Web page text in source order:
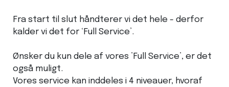
Fra start til slut håndterer vi det hele - derfor
kalder vi det for ‘Full Service’.
Ønsker du kun dele af vores ’Full Service’, er det
også muligt.
Vores service kan inddeles i 4 niveauer, hvoraf